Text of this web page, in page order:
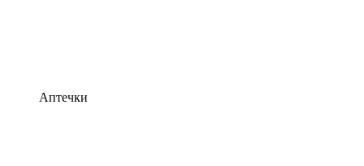
Аптечки